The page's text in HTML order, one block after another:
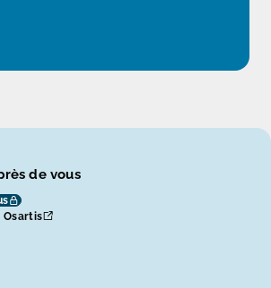
de vous
Osartis